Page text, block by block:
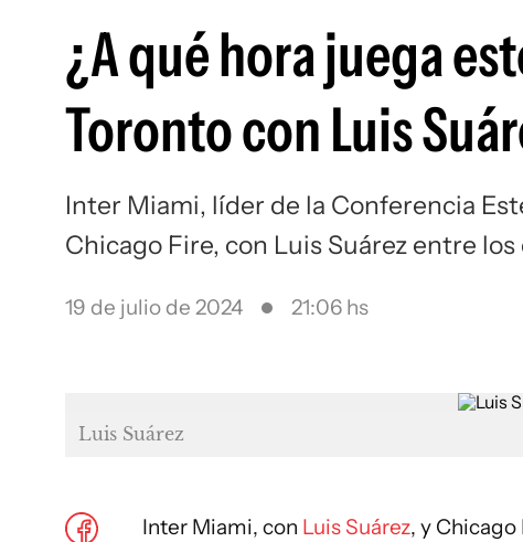
¿A qué hora juega
Toronto con Luis
Inter Miami, líder de la Conferencia
Chicago Fire, con Luis Suárez entre
19 de julio de 2024 21:06 hs
Luis Suárez
Inter Miami, con Luis Suárez, y